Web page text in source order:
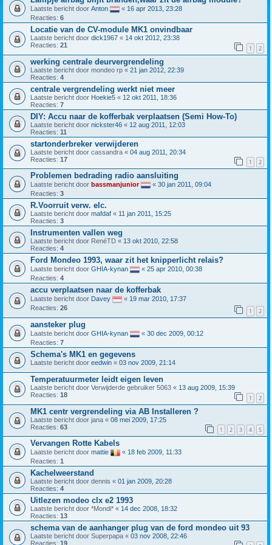
Laatste bericht door Anton « 16 apr 2013, 23:28
Reacties: 6
Locatie van de CV-module MK1 onvindbaar
Laatste bericht door dick1967 « 14 okt 2012, 23:38
Reacties: 21 1 2
werking centrale deurvergrendeling
Laatste bericht door mondeo rp « 21 jan 2012, 22:39
Reacties: 4
centrale vergrendeling werkt niet meer
Laatste bericht door Hoekie5 « 12 okt 2011, 18:36
Reacties: 7
DIY: Accu naar de kofferbak verplaatsen (Semi How-To)
Laatste bericht door nickster46 « 12 aug 2011, 12:03
Reacties: 11
startonderbreker verwijderen
Laatste bericht door cassandra « 04 aug 2011, 20:34
Reacties: 17 1 2
Problemen bedrading radio aansluiting
Laatste bericht door bassmanjunior « 30 jan 2011, 09:04
Reacties: 3
R.Voorruit verw. elc.
Laatste bericht door mafdaf « 11 jan 2011, 15:25
Reacties: 3
Instrumenten vallen weg
Laatste bericht door RenéTD « 13 okt 2010, 22:58
Reacties: 4
Ford Mondeo 1993, waar zit het knipperlicht relais?
Laatste bericht door GHIA-kynan « 25 apr 2010, 00:38
Reacties: 4
accu verplaatsen naar de kofferbak
Laatste bericht door Davey « 19 mar 2010, 17:37
Reacties: 26 1 2
aansteker plug
Laatste bericht door GHIA-kynan « 30 dec 2009, 00:12
Reacties: 7
Schema's MK1 en gegevens
Laatste bericht door eedwin « 03 nov 2009, 21:14
Temperatuurmeter leidt eigen leven
Laatste bericht door Verwijderde gebruiker 5063 « 13 aug 2009, 15:39
Reacties: 18 1 2
MK1 centr vergrendeling via AB Installeren ?
Laatste bericht door jana « 08 mei 2009, 17:25
Reacties: 63 1 2 3 4 5
Vervangen Rotte Kabels
Laatste bericht door mattie « 18 feb 2009, 11:33
Reacties: 1
Kachelweerstand
Laatste bericht door dennis « 01 jan 2009, 20:28
Reacties: 4
Uitlezen modeo clx e2 1993
Laatste bericht door *Mondi* « 14 dec 2008, 18:32
Reacties: 13
schema van de aanhanger plug van de ford mondeo uit 93
Laatste bericht door Superpapa « 03 nov 2008, 22:46
Reacties: 19